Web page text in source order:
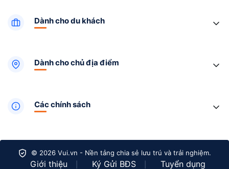
Dành cho du khách
Dành cho chủ địa điểm
Các chính sách
© 2026 Vui.vn - Nền tảng chia sẻ lưu trú và trải nghiệm.
Giới thiệu Ký Gửi BĐS Tuyển dụng